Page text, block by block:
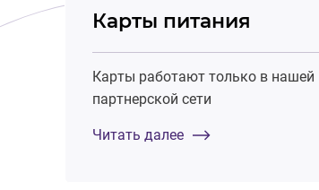
Карты питания
Карты работают только в нашей
партнерской сети
Читать далее